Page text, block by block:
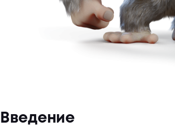
Введение